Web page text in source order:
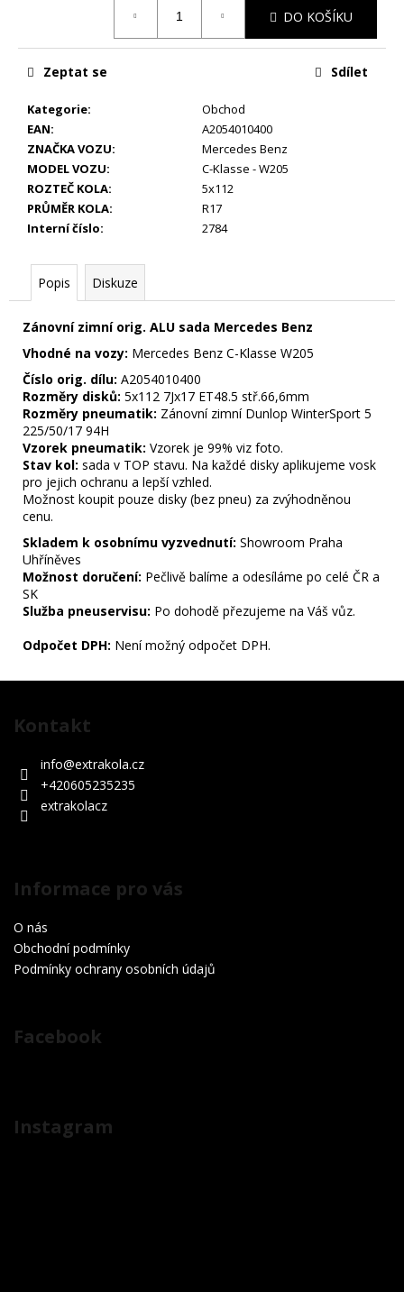
DO KOŠÍKU
Kategorie:
Obchod
EAN:
A2054010400
ZNAČKA VOZU:
Mercedes Benz
MODEL VOZU:
C-Klasse - W205
ROZTEČ KOLA:
5x112
PRŮMĚR KOLA:
R17
Interní číslo: 2784
Zeptat se Sdílet
Popis Diskuze
Zánovní zimní orig. ALU sada Mercedes Benz
Vhodné na vozy: Mercedes Benz C-Klasse W205
Číslo orig. dílu: A2054010400
Rozměry disků: 5x112 7Jx17 ET48.5 stř.66,6mm
Rozměry pneumatik: Zánovní zimní Dunlop WinterSport 5
225/50/17 94H
Vzorek pneumatik: Vzorek je 99% viz foto.
Stav kol: sada v TOP stavu. Na každé disky aplikujeme vosk
pro jejich ochranu a lepší vzhled.
Možnost koupit pouze disky (bez pneu) za zvýhodněnou
cenu.
Skladem k osobnímu vyzvednutí: Showroom Praha
Uhříněves
Možnost doručení: Pečlivě balíme a odesíláme po celé ČR a
SK
Služba pneuservisu: Po dohodě přezujeme na Váš vůz.
Odpočet DPH: Není možný odpočet DPH.
18
150
Kč
Kontakt
info@extrakola.cz
+420605235235
extrakolacz
Informace pro vás
O nás
Obchodní podmínky
Podmínky ochrany osobních údajů
Facebook
Instagram